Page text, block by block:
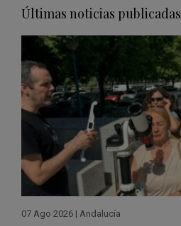
Últimas noticias publicadas
07 Ago 2026 | Andalucía